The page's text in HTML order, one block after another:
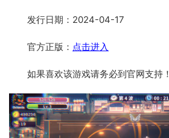
发行日期：2024-04-17
官方正版： 点击进入
如果喜欢该游戏请务必到官网支持！